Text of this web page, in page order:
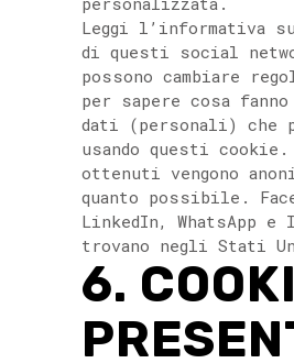
Leggi l’informativa
di questi social
possono cambiare
per sapere cosa
dati (personali) che
usando questi
ottenuti vengono
quanto possibile.
LinkedIn, WhatsApp e
trovano negli Stati
6.